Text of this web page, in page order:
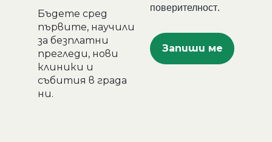
Бъдете сред
първите, научили
за безплатни
прегледи, нови
клиники и
събития в града
ни.
поверителност.